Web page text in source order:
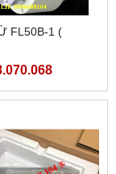
FL50B-1 (